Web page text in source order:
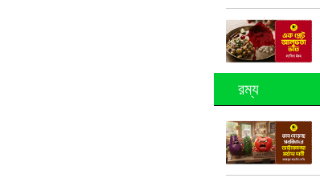
রম্য